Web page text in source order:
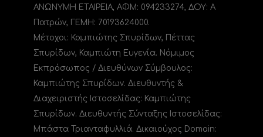
ΑΝΩΝΥΜΗ ΕΤΑΙΡΕΙΑ, ΑΦΜ: 094233274, ΔΟΥ: A
Πατρών, ΓΕΜΗ: 70193624000.
Μέτοχοι: Καμπιώτης Σπυρίδων, Πέττας
Σπυρίδων, Καμπιώτη Ευγενία. Νόμιμος
Εκπρόσωπος / Διευθύνων Σύμβουλος:
Καμπιώτης Σπυρίδων. Διευθυντής &
Διαχειριστής Ιστοσελίδας: Καμπιώτης
Σπυρίδων. Διευθυντής Σύνταξης Ιστοσελίδας:
Μπάστα Τριανταφυλλιά. Δικαιούχος Domain: